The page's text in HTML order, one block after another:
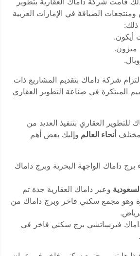
الضيافة في الإمارات العربية
ذلك:
أيكون.
ميزون.
شركة داماك بتقديم المشاريع ذات
المبتكرة في صناعة التطوير العقاري
العقاري بتنفيذ العديد من
مختلفأنحاء العالم وإليك بعض أهم
برج داماك الواجهة البحرية وبرج داماك
وعبر داماك العقارية جدة تم
وهو مجمع سكني فاخر وبرج داماك من
فيرساتشي برج سكني فاخر في